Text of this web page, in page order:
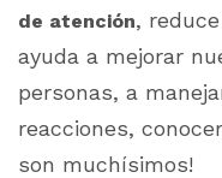
de atención,
ayuda a mejorar
personas, a
reacciones,
son muchísimos!